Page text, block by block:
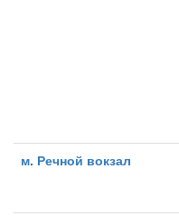
м. Речной вокзал